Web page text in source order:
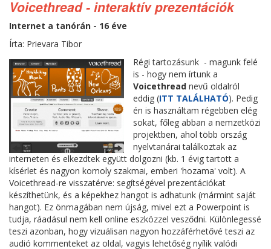
Voicethread - interaktív prezentációk
Internet a tanórán - 16 éve
Írta: Prievara Tibor
Régi tartozásunk - magunk felé
is - hogy nem írtunk a
Voicethreadnevű oldalról
eddig (ITT TALÁLHATÓ). Pedig
én is használtam régebben elég
sokat, főleg abban a nemzetközi
projektben, ahol több ország
nyelvtanárai találkoztak az
interneten és elkezdtek együtt dolgozni (kb. 1 évig tartott a
kísérlet és nagyon komoly szakmai, emberi 'hozama' volt). A
Voicethread-re visszatérve: segítségével prezentációkat
készíthetünk, és a képekhez hangot is adhatunk (mármint saját
hangot). Ez önmagában nem újság, mivel ezt a Powerpoint is
tudja, ráadásul nem kell online eszközzel vesződni. Különlegessé
teszi azonban, hogy vizuálisan nagyon hozzáférhetővé teszi az
audió kommenteket az oldal, vagyis lehetőség nyílik valódi